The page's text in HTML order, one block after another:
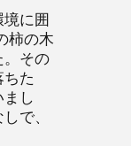
に囲
柿の木
。その
ちた
まし
で、